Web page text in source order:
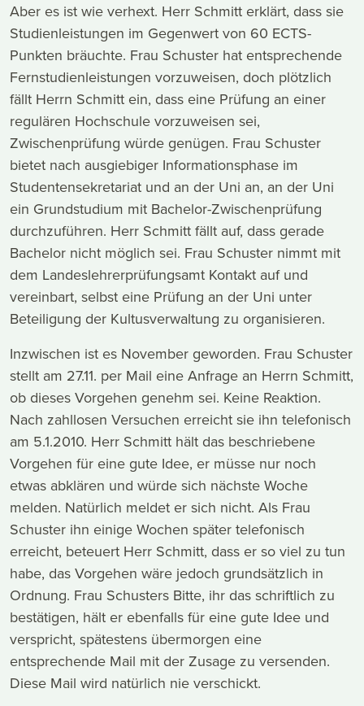
Aber es ist wie verhext. Herr Schmitt erklärt, dass sie
Studienleistungen im Gegenwert von 60 ECTS-
Punkten bräuchte. Frau Schuster hat entsprechende
Fernstudienleistungen vorzuweisen, doch plötzlich
fällt Herrn Schmitt ein, dass eine Prüfung an einer
regulären Hochschule vorzuweisen sei,
Zwischenprüfung würde genügen. Frau Schuster
bietet nach ausgiebiger Informationsphase im
Studentensekretariat und an der Uni an, an der Uni
ein Grundstudium mit Bachelor-Zwischenprüfung
durchzuführen. Herr Schmitt fällt auf, dass gerade
Bachelor nicht möglich sei. Frau Schuster nimmt mit
dem Landeslehrerprüfungsamt Kontakt auf und
vereinbart, selbst eine Prüfung an der Uni unter
Beteiligung der Kultusverwaltung zu organisieren.
Inzwischen ist es November geworden. Frau Schuster
stellt am 27.11. per Mail eine Anfrage an Herrn Schmitt,
ob dieses Vorgehen genehm sei. Keine Reaktion.
Nach zahllosen Versuchen erreicht sie ihn telefonisch
am 5.1.2010. Herr Schmitt hält das beschriebene
Vorgehen für eine gute Idee, er müsse nur noch
etwas abklären und würde sich nächste Woche
melden. Natürlich meldet er sich nicht. Als Frau
Schuster ihn einige Wochen später telefonisch
erreicht, beteuert Herr Schmitt, dass er so viel zu tun
habe, das Vorgehen wäre jedoch grundsätzlich in
Ordnung. Frau Schusters Bitte, ihr das schriftlich zu
bestätigen, hält er ebenfalls für eine gute Idee und
verspricht, spätestens übermorgen eine
entsprechende Mail mit der Zusage zu versenden.
Diese Mail wird natürlich nie verschickt.